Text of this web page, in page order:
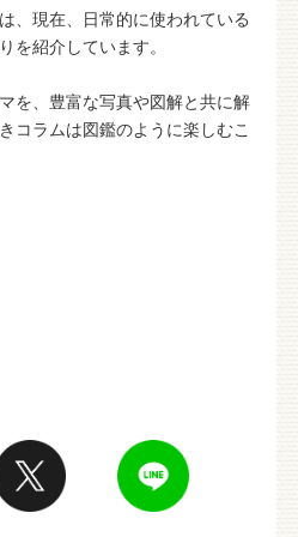
、現在、日常的に使われている
を紹介しています。
を、豊富な写真や図解と共に解
コラムは図鑑のように楽しむこ